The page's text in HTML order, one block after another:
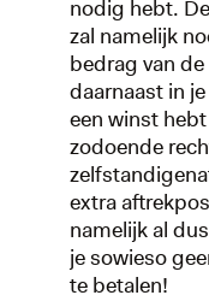
nodig hebt.
zal namelijk
bedrag van
daarnaast in
een winst
zodoende
extra
namelijk al
je sowieso
te betalen!